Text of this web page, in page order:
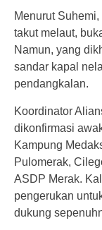
Menurut
takut melaut,
Namun, yang
sandar kapal
pendangkalan.
Koordinator
dikonfirmasi
Kampung
Pulomerak,
ASDP Merak.
pengerukan
dukung